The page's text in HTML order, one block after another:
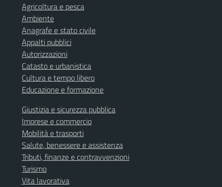
Agricoltura e pesca
Ambiente
Anagrafe e stato civile
Appalti pubblici
Autorizzazioni
Catasto e urbanistica
Cultura e tempo libero
Educazione e formazione
Giustizia e sicurezza pubblica
Imprese e commercio
Mobilità e trasporti
Salute, benessere e assistenza
Tributi, finanze e contravvenzioni
Turismo
Vita lavorativa